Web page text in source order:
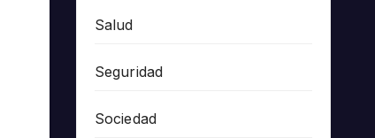
Salud
Seguridad
Sociedad